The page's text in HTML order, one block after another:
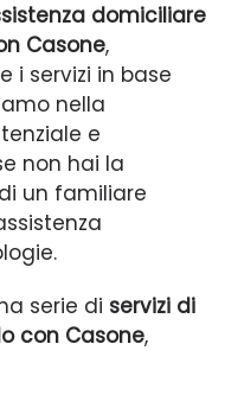
domiciliare
Casone,
i servizi in base
nella
e
non hai la
un familiare
serie di servizi di
con Casone,